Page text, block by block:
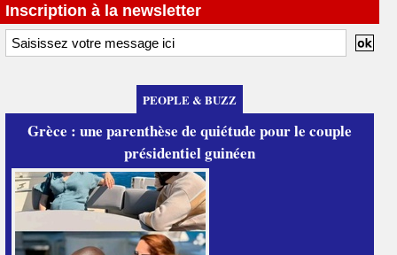
Inscription à la newsletter
PEOPLE & BUZZ
Grèce : une parenthèse de quiétude pour le couple
présidentiel guinéen